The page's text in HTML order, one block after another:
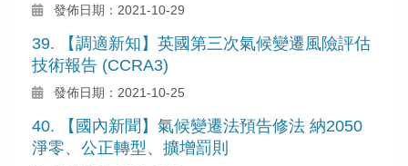
發佈日期：2021-10-29
39. 【調適新知】英國第三次氣候變遷風險評估
技術報告 (CCRA3)
發佈日期：2021-10-25
40. 【國內新聞】氣候變遷法預告修法 納2050
淨零、公正轉型、擴增罰則